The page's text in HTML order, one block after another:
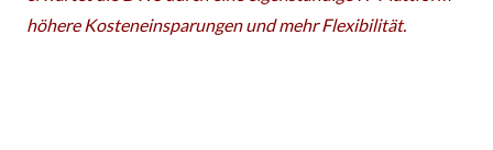
höhere Kosteneinsparungen und mehr Flexibilität.